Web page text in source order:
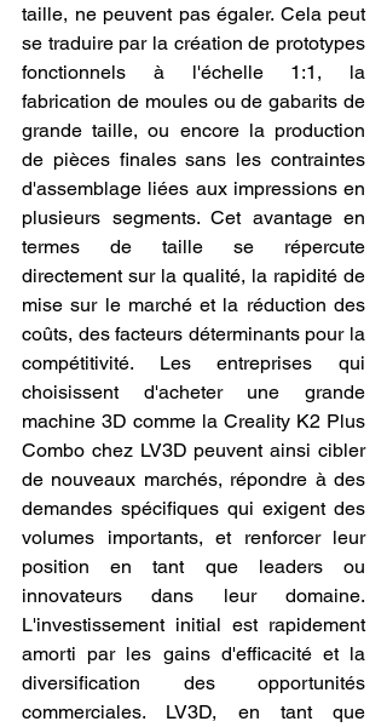
taille, ne peuvent pas égaler. Cela peut
se traduire par la création de prototypes
fonctionnels à l'échelle 1:1, la
fabrication de moules ou de gabarits de
grande taille, ou encore la production
de pièces finales sans les contraintes
d'assemblage liées aux impressions en
plusieurs segments. Cet avantage en
termes de taille se répercute
directement sur la qualité, la rapidité de
mise sur le marché et la réduction des
coûts, des facteurs déterminants pour la
compétitivité. Les entreprises qui
choisissent d'acheter une grande
machine 3D comme la Creality K2 Plus
Combo chez LV3D peuvent ainsi cibler
de nouveaux marchés, répondre à des
demandes spécifiques qui exigent des
volumes importants, et renforcer leur
position en tant que leaders ou
innovateurs dans leur domaine.
L'investissement initial est rapidement
amorti par les gains d'efficacité et la
diversification des opportunités
commerciales. LV3D, en tant que